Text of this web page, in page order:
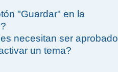
"Guardar" en la
necesitan ser
un tema?